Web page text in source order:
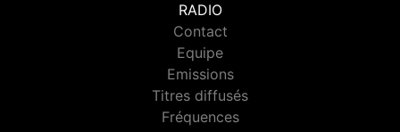
RADIO
Contact
Equipe
Emissions
Titres diffusés
Fréquences